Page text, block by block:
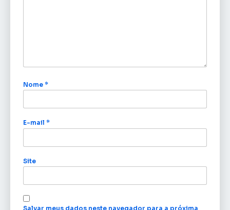
Nome *
E-mail *
Site
Salvar meus dados neste navegador para a próxima